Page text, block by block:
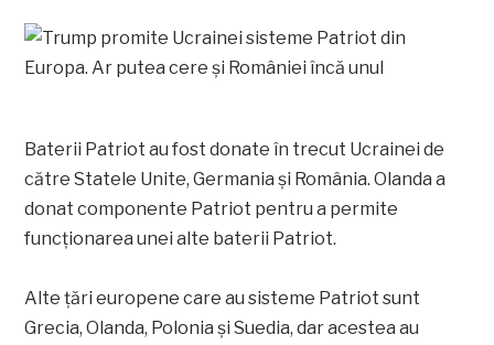
Baterii Patriot au fost donate în trecut Ucrainei de
către Statele Unite, Germania și România. Olanda a
donat componente Patriot pentru a permite
funcționarea unei alte baterii Patriot.
Alte țări europene care au sisteme Patriot sunt
Grecia, Olanda, Polonia și Suedia, dar acestea au